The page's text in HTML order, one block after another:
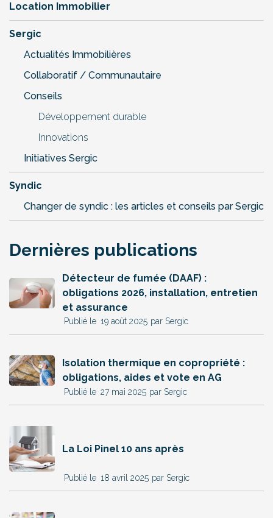
Location Immobilier
Sergic
Actualités Immobilières
Collaboratif / Communautaire
Conseils
Développement durable
Innovations
Initiatives Sergic
Syndic
Changer de syndic : les articles et conseils par Sergic
Dernières publications
Détecteur de fumée (DAAF) :
obligations 2026, installation, entretien
et assurance
par Sergic
19 août 2025
Isolation thermique en copropriété :
obligations, aides et vote en AG
par Sergic
27 mai 2025
La Loi Pinel 10 ans après
par Sergic
18 avril 2025